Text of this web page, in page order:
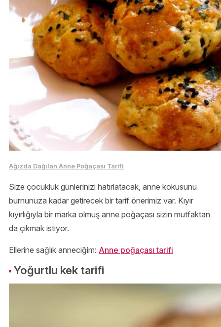
Ağızda Dağılan Anne Poğaçası Tarifi
Size çocukluk günlerinizi hatırlatacak, anne kokusunu
burnunuza kadar getirecek bir tarif önerimiz var. Kıyır
kıyırlığıyla bir marka olmuş anne poğaçası sizin mutfaktan
da çıkmak istiyor.
Ellerine sağlık anneciğim: Anne poğaçası tarifi
Yoğurtlu kek tarifi